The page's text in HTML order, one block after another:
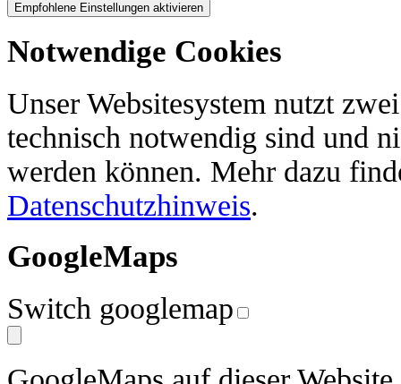
Notwendige Cookies
Unser Websitesystem nutzt
technisch notwendig sind und
werden können. Mehr dazu
Datenschutzhinweis.
GoogleMaps
Switch googlemap